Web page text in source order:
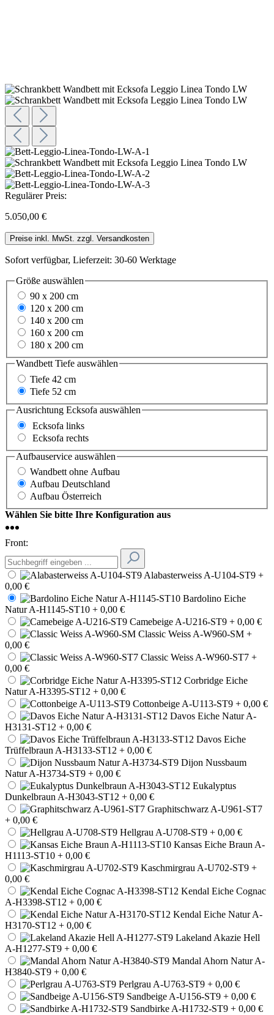
Regulärer Preis:
5.050,00 €
Preise inkl. MwSt. zzgl. Versandkosten
Sofort verfügbar, Lieferzeit: 30-60 Werktage
Größe auswählen
90 x 200 cm
120 x 200 cm
140 x 200 cm
160 x 200 cm
180 x 200 cm
Wandbett Tiefe auswählen
Tiefe 42 cm
Tiefe 52 cm
Ausrichtung Ecksofa auswählen
Ecksofa links
Ecksofa rechts
Aufbauservice auswählen
Wandbett ohne Aufbau
Aufbau Deutschland
Aufbau Österreich
Wählen Sie bitte Ihre Konfiguration aus
Front:
Alabasterweiss A-U104-ST9 +
0,00 €
Bardolino Eiche
Natur A-H1145-ST10 + 0,00 €
Camebeige A-U216-ST9 + 0,00 €
Classic Weiss A-W960-SM +
0,00 €
Classic Weiss A-W960-ST7 +
0,00 €
Corbridge Eiche
Natur A-H3395-ST12 + 0,00 €
Cottonbeige A-U113-ST9 + 0,00 €
Davos Eiche Natur A-
H3131-ST12 + 0,00 €
Davos Eiche
Trüffelbraun A-H3133-ST12 + 0,00 €
Dijon Nussbaum
Natur A-H3734-ST9 + 0,00 €
Eukalyptus
Dunkelbraun A-H3043-ST12 + 0,00 €
Graphitschwarz A-U961-ST7
+ 0,00 €
Hellgrau A-U708-ST9 + 0,00 €
Kansas Eiche Braun A-
H1113-ST10 + 0,00 €
Kaschmirgrau A-U702-ST9 +
0,00 €
Kendal Eiche Cognac
A-H3398-ST12 + 0,00 €
Kendal Eiche Natur A-
H3170-ST12 + 0,00 €
Lakeland Akazie Hell
A-H1277-ST9 + 0,00 €
Mandal Ahorn Natur A-
H3840-ST9 + 0,00 €
Perlgrau A-U763-ST9 + 0,00 €
Sandbeige A-U156-ST9 + 0,00 €
Sandbirke A-H1732-ST9 + 0,00 €